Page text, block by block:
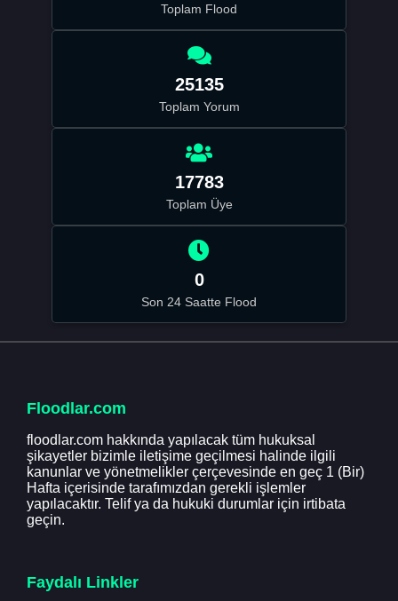
Toplam Flood
25135
Toplam Yorum
17783
Toplam Üye
0
Son 24 Saatte Flood
Floodlar.com
floodlar.com hakkında yapılacak tüm hukuksal
şikayetler bizimle iletişime geçilmesi halinde ilgili
kanunlar ve yönetmelikler çerçevesinde en geç 1 (Bir)
Hafta içerisinde tarafımızdan gerekli işlemler
yapılacaktır. Telif ya da hukuki durumlar için irtibata
geçin.
Faydalı Linkler